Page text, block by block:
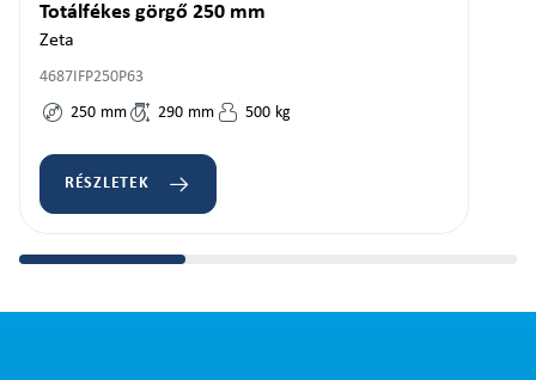
Totálfékes görgő 250 mm
Zeta
4687IFP250P63
250 mm 290 mm 500 kg
RÉSZLETEK